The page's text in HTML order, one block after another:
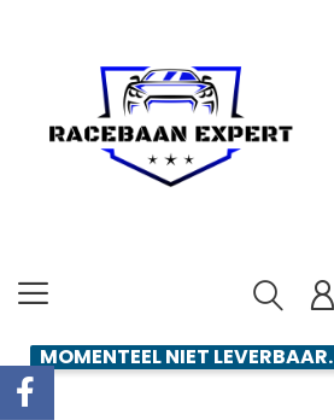
MOMENTEEL NIET LEVERBAAR.